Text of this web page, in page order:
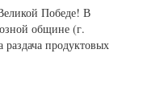
Победе! В
общине (г.
продуктовых